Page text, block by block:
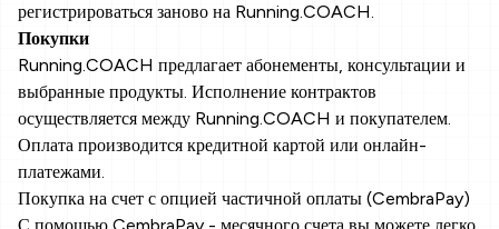
регистрироваться заново на Running.COACH.
Покупки
Running.COACH предлагает абонементы, консультации и
выбранные продукты. Исполнение контрактов
осуществляется между Running.COACH и покупателем.
Оплата производится кредитной картой или онлайн-
платежами.
Покупка на счет с опцией частичной оплаты (CembraPay)